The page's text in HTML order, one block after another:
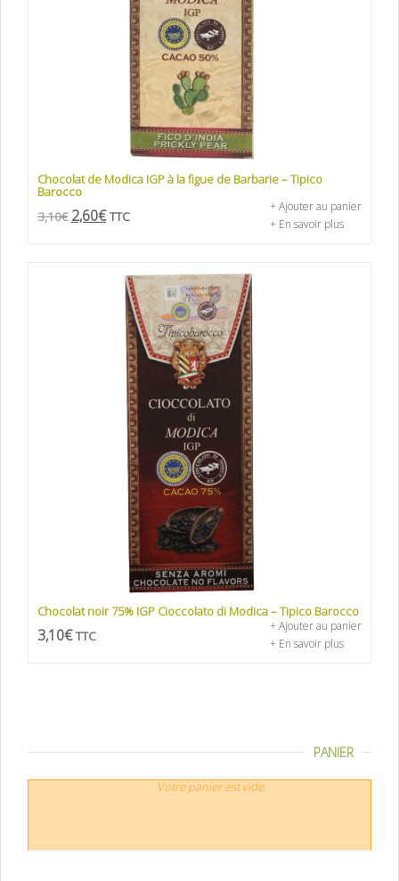
Chocolat de Modica IGP à la figue de Barbarie – Tipico
Barocco
3,10€ 2,60€ TTC
+ Ajouter au panier
+ En savoir plus
Chocolat noir 75% IGP Cioccolato di Modica – Tipico Barocco
3,10€ TTC
+ Ajouter au panier
+ En savoir plus
PANIER
Votre panier est vide.